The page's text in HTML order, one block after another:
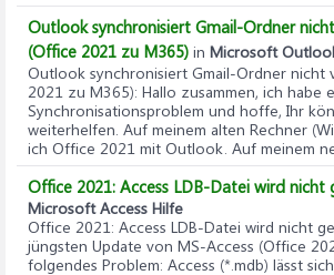
Outlook synchronisiert Gmail-Ordner
(Office 2021 zu M365) in Microsoft
Outlook synchronisiert Gmail-Ordner nicht
2021 zu M365): Hallo zusammen, ich habe
Synchronisationsproblem und hoffe, Ihr
weiterhelfen. Auf meinem alten Rechner
ich Office 2021 mit Outlook. Auf meinem
Office 2021: Access LDB-Datei wird nicht
Microsoft Access Hilfe
Office 2021: Access LDB-Datei wird nicht
jüngsten Update von MS-Access (Office
folgendes Problem: Access (*.mdb) lässt